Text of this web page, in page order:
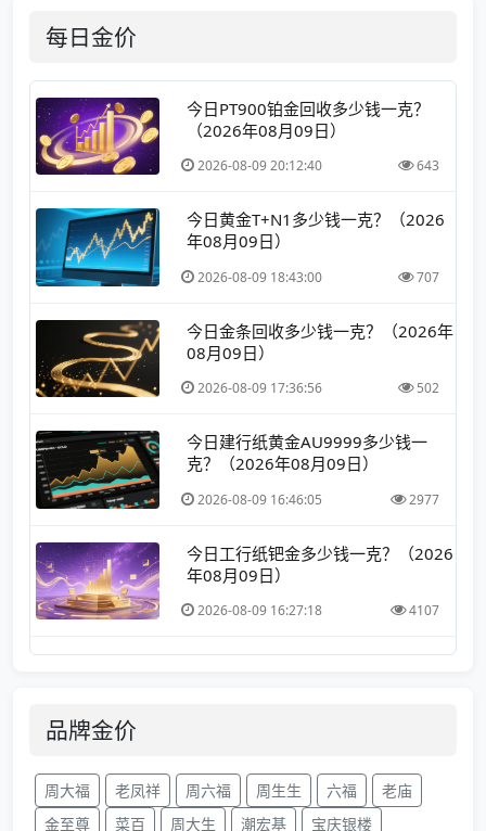
每日金价
今日PT900铂金回收多少钱一克？
（2026年08月09日）
2026-08-09 20:12:40 643
今日黄金T+N1多少钱一克？（2026
年08月09日）
2026-08-09 18:43:00 707
今日金条回收多少钱一克？（2026年
08月09日）
2026-08-09 17:36:56 502
今日建行纸黄金AU9999多少钱一
克？（2026年08月09日）
2026-08-09 16:46:05 2977
今日工行纸钯金多少钱一克？（2026
年08月09日）
2026-08-09 16:27:18 4107
品牌金价
周大福 老凤祥 周六福 周生生 六福
老庙
金至尊
菜百 周大生 潮宏基 宝庆银楼